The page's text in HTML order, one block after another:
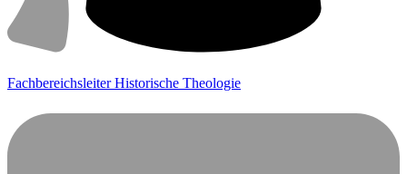
Fachbereichsleiter Historische Theologie